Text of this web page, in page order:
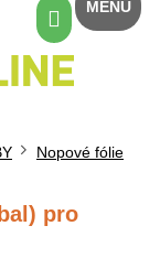
Nákupní
košík
Nopové fólie
pro